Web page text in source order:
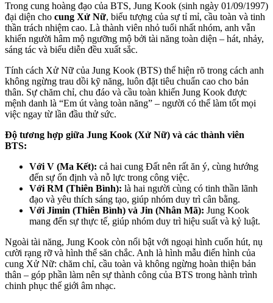
Trong cung hoàng đạo của BTS, Jung Kook (sinh ngày 01/09/1997)
đại diện cho cung Xử Nữ, biểu tượng của sự tỉ mỉ, cầu toàn và tinh
thần trách nhiệm cao. Là thành viên nhỏ tuổi nhất nhóm, anh vẫn
khiến người hâm mộ ngưỡng mộ bởi tài năng toàn diện – hát, nhảy,
sáng tác và biểu diễn đều xuất sắc.
Tính cách Xử Nữ của Jung Kook (BTS) thể hiện rõ trong cách anh
không ngừng trau dồi kỹ năng, luôn đặt tiêu chuẩn cao cho bản
thân. Sự chăm chỉ, chu đáo và cầu toàn khiến Jung Kook được
mệnh danh là “Em út vàng toàn năng” – người có thể làm tốt mọi
việc ngay từ lần đầu thử sức.
Độ tương hợp giữa Jung Kook (Xử Nữ) và các thành viên
BTS:
Với V (Ma Kết): cả hai cung Đất nên rất ăn ý, cùng hướng
đến sự ổn định và nỗ lực trong công việc.
Với RM (Thiên Bình): là hai người cùng có tinh thần lãnh
đạo và yêu thích sáng tạo, giúp nhóm duy trì cân bằng.
Với Jimin (Thiên Bình) và Jin (Nhân Mã): Jung Kook
mang đến sự thực tế, giúp nhóm duy trì hiệu suất và kỷ luật.
Ngoài tài năng, Jung Kook còn nổi bật với ngoại hình cuốn hút, nụ
cười rạng rỡ và hình thể săn chắc. Anh là hình mẫu điển hình của
cung Xử Nữ: chăm chỉ, cầu toàn và không ngừng hoàn thiện bản
thân – góp phần làm nên sự thành công của BTS trong hành trình
chinh phục thế giới âm nhạc.